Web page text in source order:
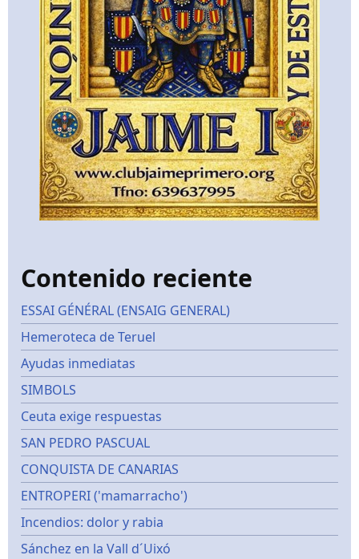
Contenido reciente
ESSAI GÉNÉRAL (ENSAIG GENERAL)
Hemeroteca de Teruel
Ayudas inmediatas
SIMBOLS
Ceuta exige respuestas
SAN PEDRO PASCUAL
CONQUISTA DE CANARIAS
ENTROPERI ('mamarracho')
Incendios: dolor y rabia
Sánchez en la Vall d´Uixó